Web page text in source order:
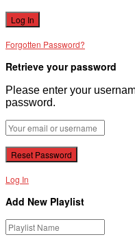
Forgotten Password?
Retrieve your password
Please enter your
password.
Log In
Add New Playlist